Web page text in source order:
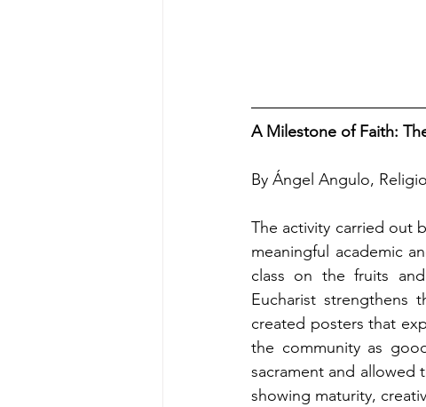
A Milestone of Faith:
By Ángel Angulo,
The activity carried out
meaningful academic
class on the fruits
Eucharist strengthens
created posters that
the community as
sacrament and allowed
showing maturity,